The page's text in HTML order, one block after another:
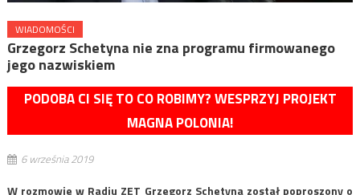
WIADOMOŚCI
Grzegorz Schetyna nie zna programu firmowanego
jego nazwiskiem
PODOBA CI SIĘ TO CO ROBIMY? WESPRZYJ PROJEKT
MAGNA POLONIA!
6 września 2019
W rozmowie w Radiu ZET Grzegorz Schetyna został poproszony o